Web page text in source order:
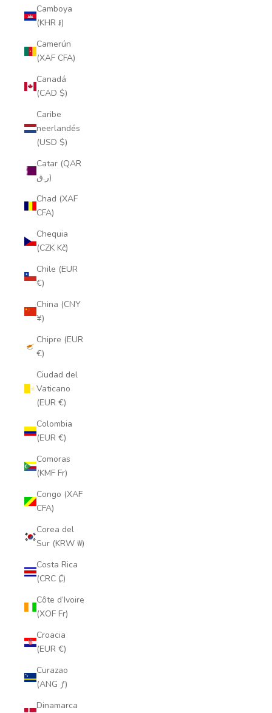
Camboya
(KHR ៛)
Camerún
(XAF CFA)
Canadá
(CAD $)
Caribe
neerlandés
(USD $)
Catar (QAR
ر.ق)
Chad (XAF
CFA)
Chequia
(CZK Kč)
Chile (EUR
€)
China (CNY
¥)
Chipre (EUR
€)
Ciudad del
Vaticano
(EUR €)
Colombia
(EUR €)
Comoras
(KMF Fr)
Congo (XAF
CFA)
Corea del
Sur (KRW ₩)
Costa Rica
(CRC ₡)
Côte d’Ivoire
(XOF Fr)
Croacia
(EUR €)
Curazao
(ANG ƒ)
Dinamarca